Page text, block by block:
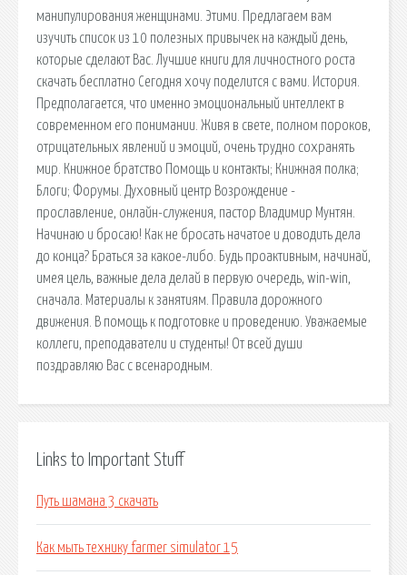
манипулирования женщинами. Этими. Предлагаем вам
изучить список из 10 полезных привычек на каждый день,
которые сделают Вас. Лучшие книги для личностного роста
скачать бесплатно Сегодня хочу поделится с вами. История.
Предполагается, что именно эмоциональный интеллект в
современном его понимании. Живя в свете, полном пороков,
отрицательных явлений и эмоций, очень трудно сохранять
мир. Книжное братство Помощь и контакты; Книжная полка;
Блоги; Форумы. Духовный центр Возрождение -
прославление, онлайн-служения, пастор Владимир Мунтян.
Начинаю и бросаю! Как не бросать начатое и доводить дела
до конца? Браться за какое-либо. Будь проактивным, начинай,
имея цель, важные дела делай в первую очередь, win-win,
сначала. Материалы к занятиям. Правила дорожного
движения. В помощь к подготовке и проведению. Уважаемые
коллеги, преподаватели и студенты! От всей души
поздравляю Вас с всенародным.
Links to Important Stuff
Путь шамана 3 скачать
Как мыть технику farmer simulator 15